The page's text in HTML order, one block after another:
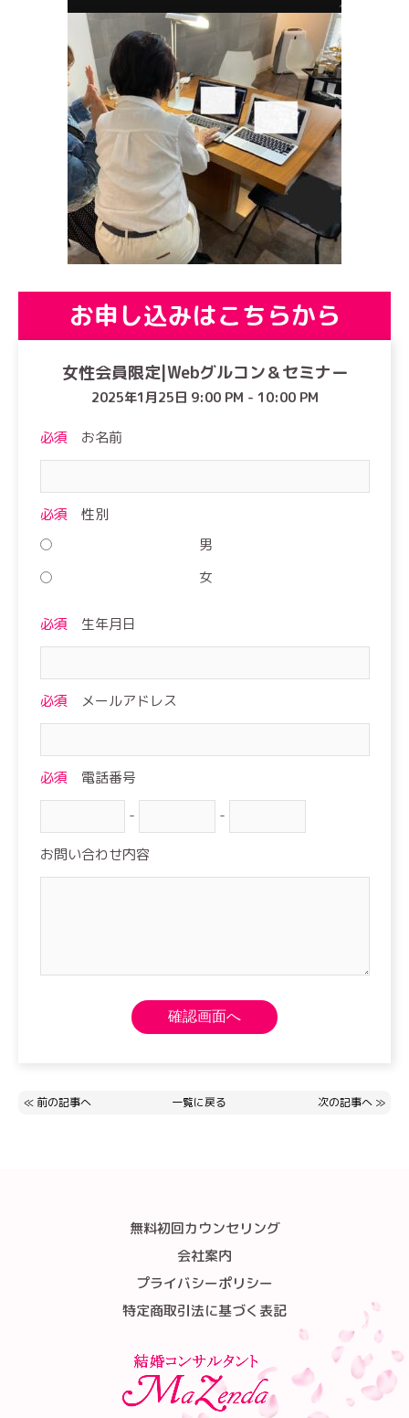
お申し込みはこちらから
女性会員限定|Webグルコン＆セミナー
2025年1月25日 9:00 PM - 10:00 PM
必須 お名前
必須
性別
男
女
必須 生年月日
必須 メールアドレス
必須
電話番号
-
-
お問い合わせ内容
≪ 前の記事へ 一覧に戻る 次の記事へ ≫
無料初回カウンセリング
会社案内
プライバシーポリシー
特定商取引法に基づく表記